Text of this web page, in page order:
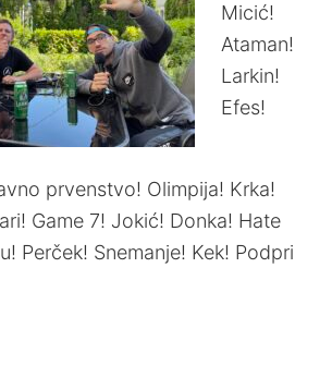
Micić!
Ataman!
Larkin!
Efes!
prvenstvo! Olimpija! Krka!
Game 7! Jokić! Donka! Hate
Perček! Snemanje! Kek! Podpri